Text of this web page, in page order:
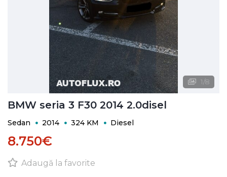
1/8
BMW seria 3 F30 2014 2.0disel
Sedan 2014 324 KM Diesel
8.750€
Adaugă la favorite